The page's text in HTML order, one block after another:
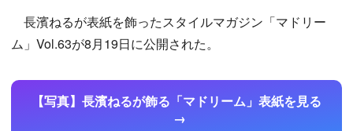
長濱ねるが表紙を飾ったスタイルマガジン「マドリー
ム」Vol.63が8月19日に公開された。
【写真】長濱ねるが飾る「マドリーム」表紙を見る